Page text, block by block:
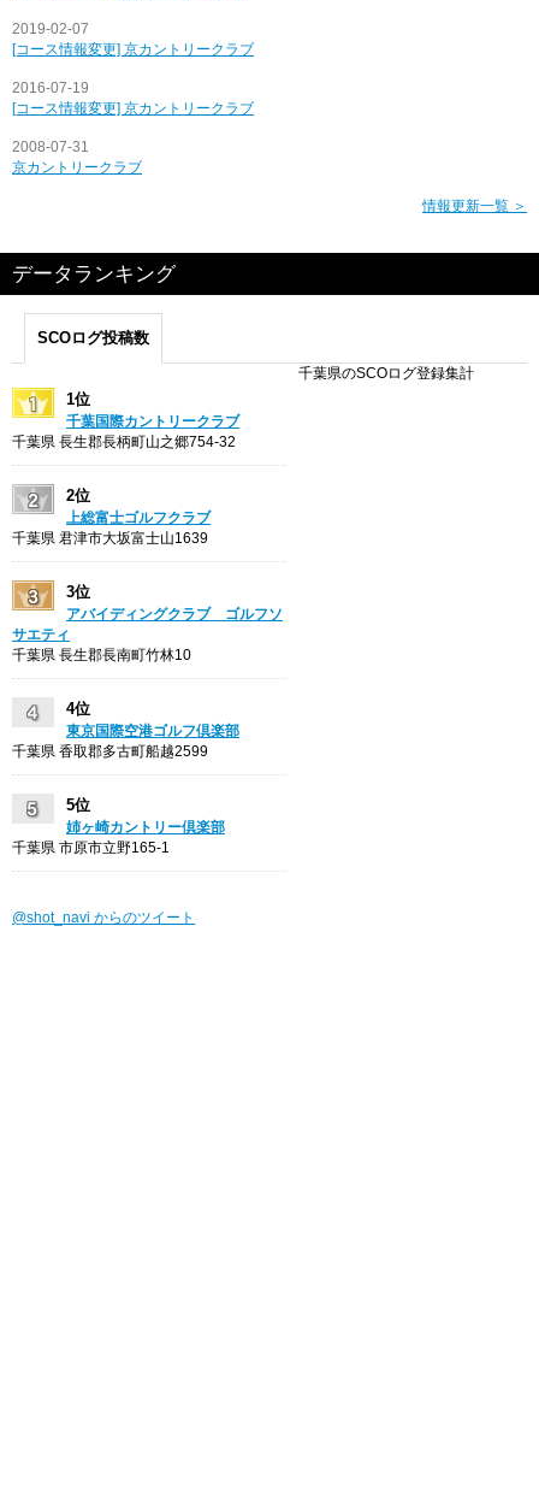
2019-02-07
[コース情報変更] 京カントリークラブ
2016-07-19
[コース情報変更] 京カントリークラブ
2008-07-31
京カントリークラブ
情報更新一覧 ＞
データランキング
SCOログ投稿数
千葉県のSCOログ登録集計
1位
千葉国際カントリークラブ
千葉県 長生郡長柄町山之郷754-32
2位
上総富士ゴルフクラブ
千葉県 君津市大坂富士山1639
3位
アバイディングクラブ ゴルフソ
サエティ
千葉県 長生郡長南町竹林10
4位
東京国際空港ゴルフ倶楽部
千葉県 香取郡多古町船越2599
5位
姉ヶ崎カントリー倶楽部
千葉県 市原市立野165-1
@shot_navi からのツイート